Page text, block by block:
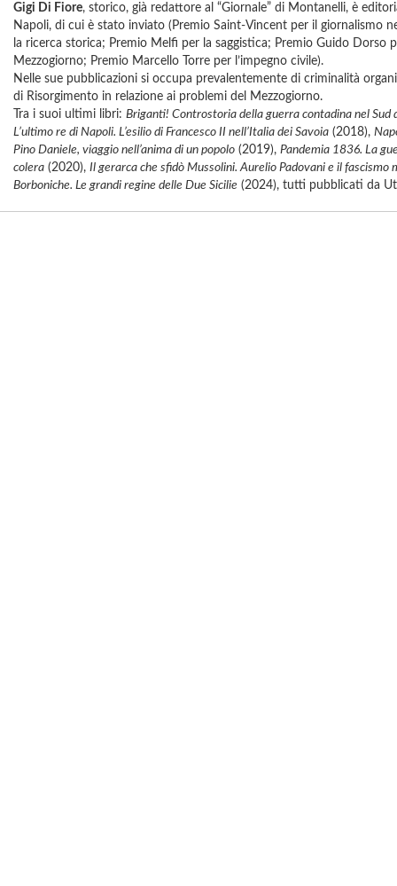
Gigi Di Fiore, storico, già redattore al “Giornale” di Montanelli, è
Napoli, di cui è stato inviato (Premio Saint-Vincent per il giornalismo
la ricerca storica; Premio Melfi per la saggistica; Premio Guido Dorso
Mezzogiorno; Premio Marcello Torre per l’impegno civile).
Nelle sue pubblicazioni si occupa prevalentemente di criminalità
di Risorgimento in relazione ai problemi del Mezzogiorno.
Tra i suoi ultimi libri: Briganti! Controstoria della guerra contadina nel Sud
L’ultimo re di Napoli. L’esilio di Francesco II nell’Italia dei Savoia (2018),
Pino Daniele, viaggio nell’anima di un popolo (2019), Pandemia 1836. La
colera (2020), Il gerarca che sfidò Mussolini. Aurelio Padovani e il fascismo
Borboniche. Le grandi regine delle Due Sicilie (2024), tutti pubblicati da